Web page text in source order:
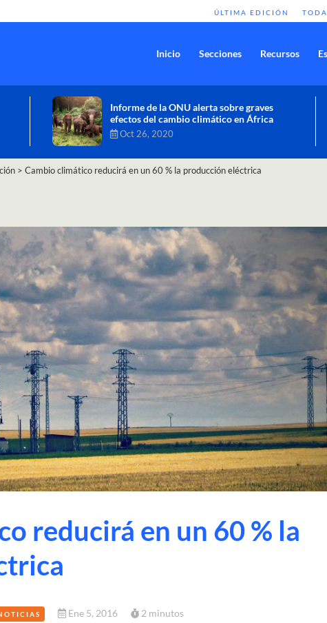
ÚLTIMA EDICIÓN
Inicio Secciones Recursos
Comisión de Alto Nivel de Cambio
Climático aprueba nueva ambición
climática del Perú
Dic 16, 2020
> Cambio climático reducirá en un 60 % la producción eléctrica
reducirá en un 60 % la
Ene 5, 2016 2 minutos